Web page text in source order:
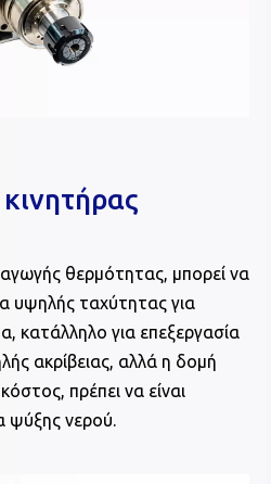
θερμότητας, μπορεί να
υψηλής ταχύτητας για
κατάλληλο για επεξεργασία
ακρίβειας, αλλά η δομή
πρέπει να είναι
ψύξης νερού.